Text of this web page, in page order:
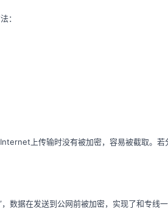
：
上传输时没有被加密，容易被截取。若
数据在发送到公网前被加密，实现了和专线一